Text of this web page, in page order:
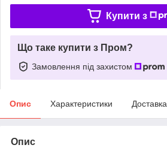
Купити з
Що таке купити з Пром?
Замовлення під захистом
Опис Характеристики Доставка
Опис